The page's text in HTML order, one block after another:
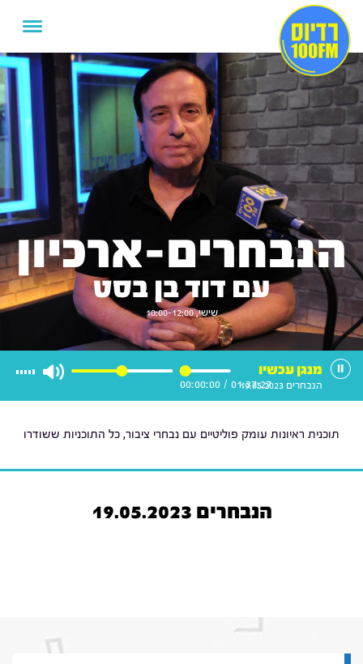
הנבחרים-ארכיון
עם דוד בן בסט
שישי, 10:00-12:00
01:37:27
/
00:00:00
מנגן עכשיו
הנבחרים 19.05.2023
תוכנית ראיונות עומק פוליטיים עם נבחרי ציבור, כל התוכניות ששודרו
הנבחרים 19.05.2023